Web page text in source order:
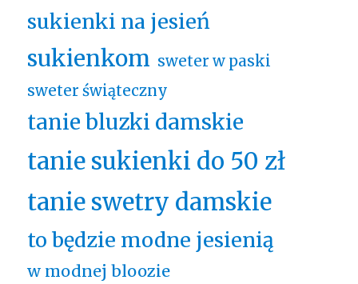
sukienki na jesień
sukienkom sweter w paski
sweter świąteczny
tanie bluzki damskie
tanie sukienki do 50 zł
tanie swetry damskie
to będzie modne jesienią
w modnej bloozie